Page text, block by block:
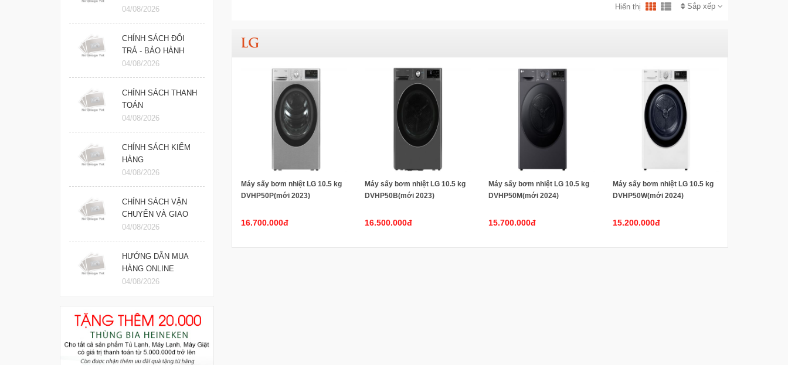
04/08/2026
CHÍNH SÁCH ĐỔI
TRẢ - BẢO HÀNH
04/08/2026
CHÍNH SÁCH THANH
TOÁN
04/08/2026
CHÍNH SÁCH KIỂM
HÀNG
04/08/2026
CHÍNH SÁCH VẬN
CHUYỂN VÀ GIAO
NHẬN
04/08/2026
HƯỚNG DẪN MUA
HÀNG ONLINE
04/08/2026
Sắp xếp
Hiển thị
LG
Máy sấy bơm nhiệt LG 10.5 kg
DVHP50P(mới 2023)
16.700.000đ
Máy sấy bơm nhiệt LG 10.5 kg
DVHP50B(mới 2023)
16.500.000đ
Máy sấy bơm nhiệt LG 10.5 kg
DVHP50M(mới 2024)
15.700.000đ
Máy sấy bơm nhiệt LG 10.5 kg
DVHP50W(mới 2024)
15.200.000đ